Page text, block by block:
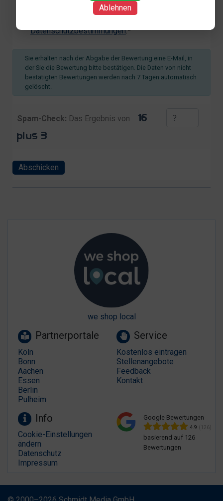
Ablehnen
Zweck der Bewertung erkläre ich mich
Datenschutzbestimmungen.*
Sie erhalten nach der Abgabe der Bewertung eine E-Mail, in
der Sie die Bewertung bitte bestätigen. Die Daten von nicht
bestätigten Bewertungen werden nach 7 Tagen automatisch
gelöscht.
Spam-Check: Das Ergebnis von
Abschicken
we shop local
Partnerportale
Köln
Bonn
Aachen
Essen
Berlin
Pulheim
Service
Kostenlos eintragen
Stellenangebote
Feedback
Kontakt
Info
Cookie-Einstellungen
ändern
Datenschutz
Impressum
Google Bewertungen
4.9 (126)
basierend auf 126
Bewertungen